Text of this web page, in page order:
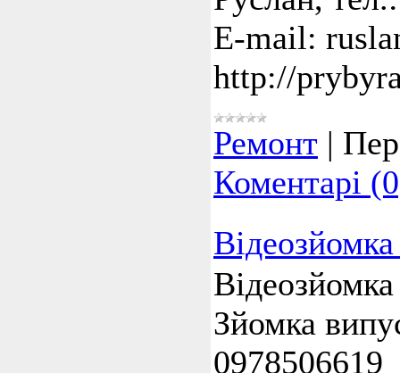
E-mail:
http://
Ремонт |
Коментарі
Відеозйомка
Зйомка
0978506619